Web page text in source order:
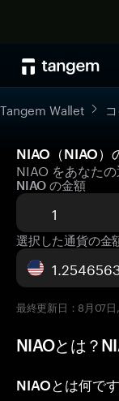
Tangem Wallet
NIAO（NIAO）
NIAO をあなた
NIAO の金額
選択した通貨の金
最終更新日：8月07
NIAOとは？
NIAOとは何で